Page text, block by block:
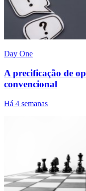
Day One
A precificação de
convencional
Há 4 semanas